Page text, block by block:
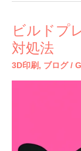
ビルドプ
対処法
3D印刷 , ブログ/
ビ
ル
ド
プ
レ